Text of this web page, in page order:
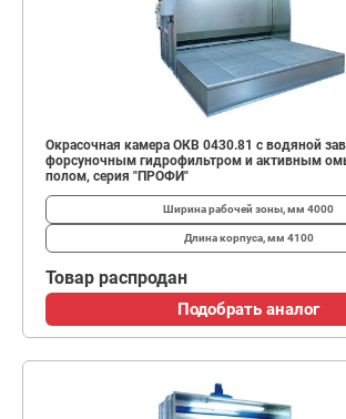
Окрасочная камера ОКВ 0430.81 с водяной
форсуночным гидрофильтром и активным
полом, серия "ПРОФИ"
Ширина рабочей зоны, мм 4000
Длина корпуса, мм 4100
Товар распродан
Подобрать аналог